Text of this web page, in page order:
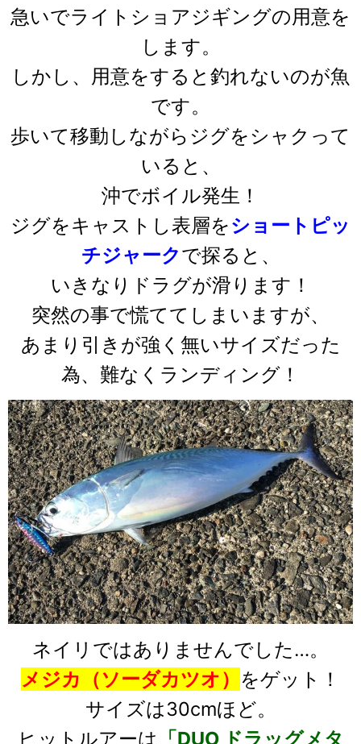
急いでライトショアジギングの用意を
します。
しかし、用意をすると釣れないのが魚
です。
歩いて移動しながらジグをシャクって
いると、
沖でボイル発生！
ジグをキャストし表層をショートピッ
チジャークで探ると、
いきなりドラグが滑ります！
突然の事で慌ててしまいますが、
あまり引きが強く無いサイズだった
為、難なくランディング！
ネイリではありませんでした…。
メジカ（ソーダカツオ） をゲット！
サイズは30cmほど。
ヒットルアーは 「DUO ドラッグメタ